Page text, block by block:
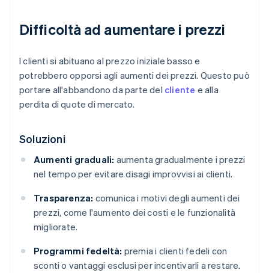
Difficoltà ad aumentare i prezzi
I clienti si abituano al prezzo iniziale basso e
potrebbero opporsi agli aumenti dei prezzi. Questo può
portare all'abbandono da parte del cliente e alla
perdita di quote di mercato.
Soluzioni
Aumenti graduali: aumenta gradualmente i prezzi
nel tempo per evitare disagi improvvisi ai clienti.
Trasparenza: comunica i motivi degli aumenti dei
prezzi, come l'aumento dei costi e le funzionalità
migliorate.
Programmi fedeltà: premia i clienti fedeli con
sconti o vantaggi esclusi per incentivarli a restare.